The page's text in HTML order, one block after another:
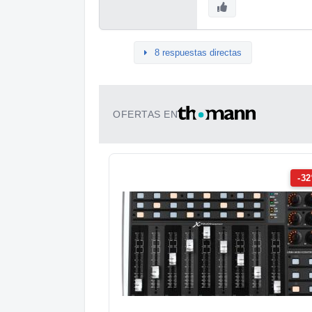
8 respuestas directas
OFERTAS EN
-